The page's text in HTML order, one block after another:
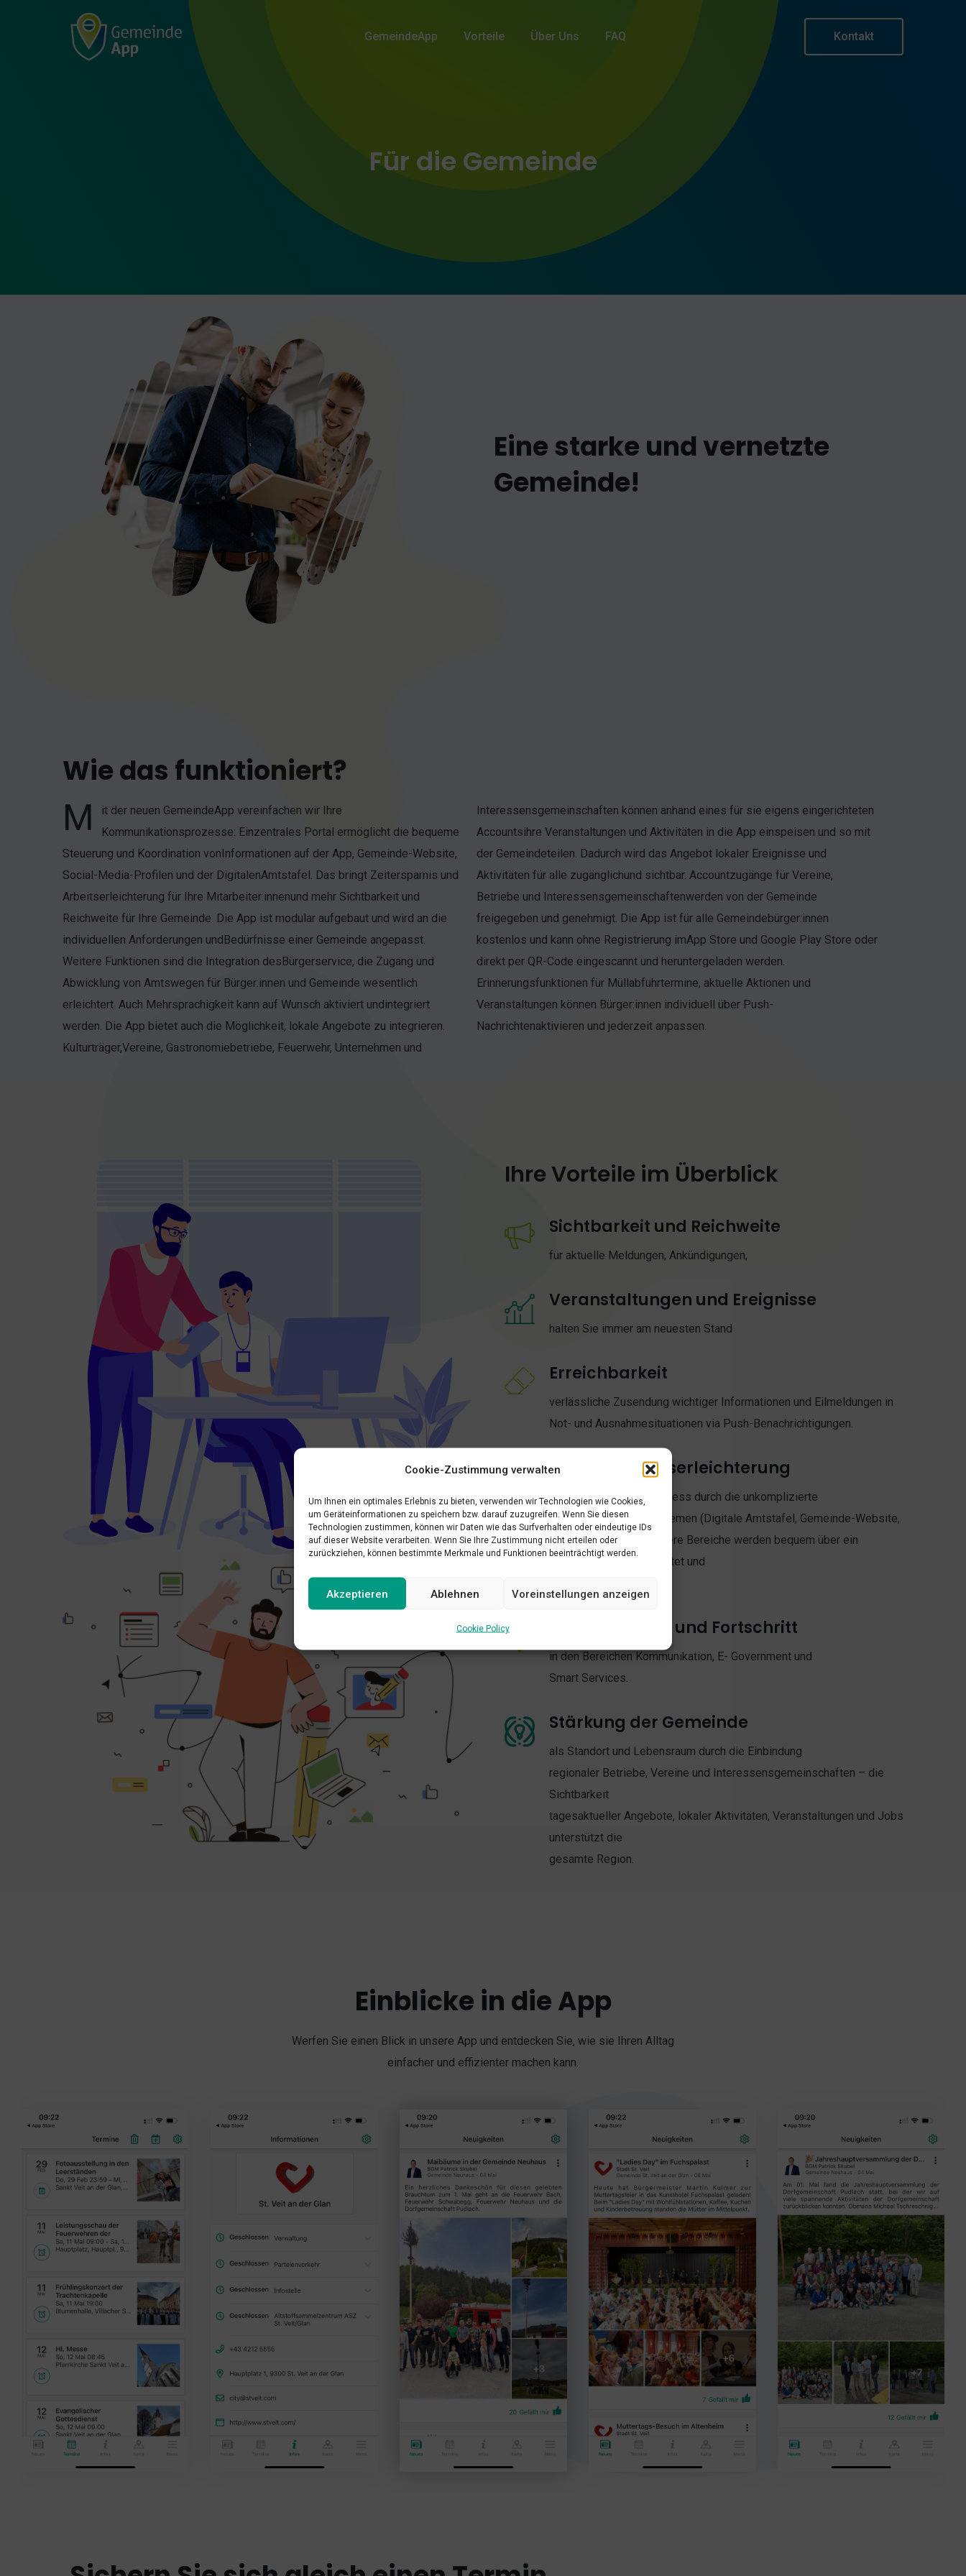
Cookie-Zustimmung verwalten
Um Ihnen ein optimales Erlebnis zu bieten, verwenden wir Technologien wie Cookies,
um Geräteinformationen zu speichern bzw. darauf zuzugreifen. Wenn Sie diesen
Technologien zustimmen, können wir Daten wie das Surfverhalten oder eindeutige IDs
auf dieser Website verarbeiten. Wenn Sie Ihre Zustimmung nicht erteilen oder
zurückziehen, können bestimmte Merkmale und Funktionen beeinträchtigt werden.
Akzeptieren Ablehnen Voreinstellungen anzeigen
Cookie Policy
GemeindeApp Vorteile Über Uns FAQ Kontakt
Für die Gemeinde
Eine starke und vernetzte
Gemeinde!
Wie das funktioniert?
M
it der neuen GemeindeApp vereinfachen wir Ihre
Kommunikationsprozesse: Einzentrales Portal ermöglicht die bequeme
Steuerung und Koordination vonInformationen auf der App, Gemeinde-Website,
Social-Media-Profilen und der DigitalenAmtstafel. Das bringt Zeitersparnis und
Arbeitserleichterung für Ihre Mitarbeiter:innenund mehr Sichtbarkeit und
Reichweite für Ihre Gemeinde. Die App ist modular aufgebaut und wird an die
individuellen Anforderungen undBedürfnisse einer Gemeinde angepasst.
Weitere Funktionen sind die Integration desBürgerservice, die Zugang und
Abwicklung von Amtswegen für Bürger:innen und Gemeinde wesentlich
erleichtert. Auch Mehrsprachigkeit kann auf Wunsch aktiviert undintegriert
werden. Die App bietet auch die Möglichkeit, lokale Angebote zu integrieren.
Kulturträger,Vereine, Gastronomiebetriebe, Feuerwehr, Unternehmen und
Interessensgemeinschaften können anhand eines für sie eigens eingerichteten
Accountsihre Veranstaltungen und Aktivitäten in die App einspeisen und so mit
der Gemeindeteilen. Dadurch wird das Angebot lokaler Ereignisse und
Aktivitäten für alle zugänglichund sichtbar. Accountzugänge für Vereine,
Betriebe und Interessensgemeinschaftenwerden von der Gemeinde
freigegeben und genehmigt. Die App ist für alle Gemeindebürger:innen
kostenlos und kann ohne Registrierung imApp Store und Google Play Store oder
direkt per QR-Code eingescannt und heruntergeladen werden.
Erinnerungsfunktionen für Müllabfuhrtermine, aktuelle Aktionen und
Veranstaltungen können Bürger:innen individuell über Push-
Nachrichtenaktivieren und jederzeit anpassen.
Ihre Vorteile im Überblick
Sichtbarkeit und Reichweite
für aktuelle Meldungen, Ankündigungen,
Veranstaltungen und Ereignisse
halten Sie immer am neuesten Stand
Erreichbarkeit
verlässliche Zusendung wichtiger Informationen und Eilmeldungen in
Not- und Ausnahmesituationen via Push-Benachrichtigungen.
Enorme Arbeitserleichterung
im täglichen Arbeitsprozess durch die unkomplizierte
Anbindung von Drittsystemen (Digitale Amtstafel, Gemeinde-Website,
FacebookSeite) – mehrere Bereiche werden bequem über ein
zentrales Portal bearbeitet und
Digitalisierung und Fortschritt
in den Bereichen Kommunikation, E- Government und
Smart Services.
Stärkung der Gemeinde
als Standort und Lebensraum durch die Einbindung
regionaler Betriebe, Vereine und Interessensgemeinschaften – die
Sichtbarkeit
tagesaktueller Angebote, lokaler Aktivitäten, Veranstaltungen und Jobs
unterstützt die
gesamte Region.
Einblicke in die App
Werfen Sie einen Blick in unsere App und entdecken Sie, wie sie Ihren Alltag
einfacher und effizienter machen kann.